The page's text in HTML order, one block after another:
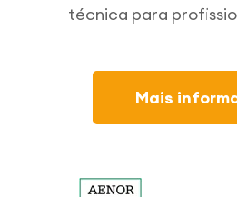
técnica para
Mais